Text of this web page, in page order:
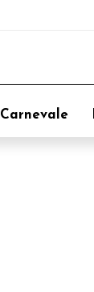
Carnevale